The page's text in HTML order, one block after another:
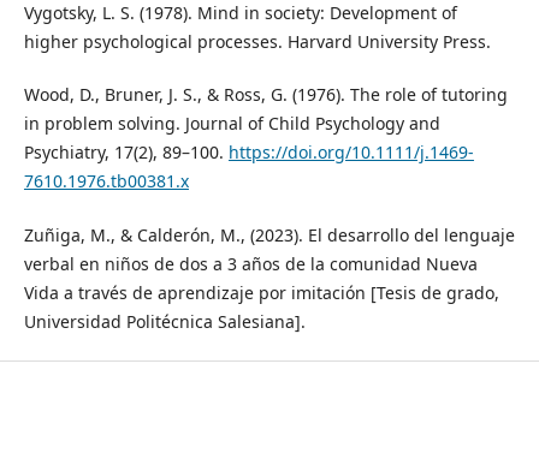
Vygotsky, L. S. (1978). Mind in society: Development of
higher psychological processes. Harvard University Press.
Wood, D., Bruner, J. S., & Ross, G. (1976). The role of tutoring
in problem solving. Journal of Child Psychology and
Psychiatry, 17(2), 89–100. https://doi.org/10.1111/j.1469-
7610.1976.tb00381.x
Zuñiga, M., & Calderón, M., (2023). El desarrollo del lenguaje
verbal en niños de dos a 3 años de la comunidad Nueva
Vida a través de aprendizaje por imitación [Tesis de grado,
Universidad Politécnica Salesiana].